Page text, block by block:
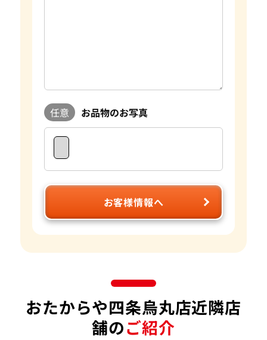
タッフやダイヤモンドテスターなどの専門の査定具を完備し
ているため、全国の店舗ですぐに正確な査定が可能です。 気
になるお品物がございましたら是非おたからやをご利用くだ
任意 お品物のお写真
お客様情報へ
おたからや四条烏丸店近隣店
舗のご紹介